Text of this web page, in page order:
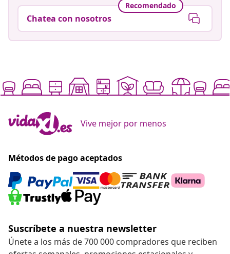
Recomendado
Chatea con nosotros
Vive mejor por menos
Métodos de pago aceptados
Suscríbete a nuestra newsletter
Únete a los más de 700 000 compradores que reciben